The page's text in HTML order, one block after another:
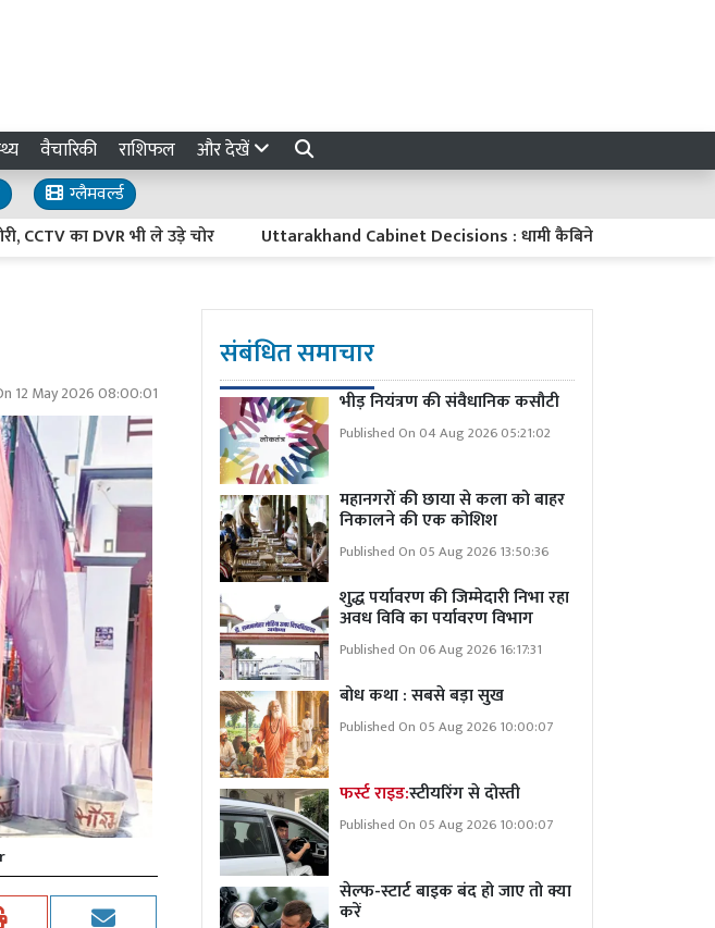
वैचारिकी राशिफल और देखें
ग्लैमवर्ल्ड
का DVR भी ले उड़े चोर Uttarakhand Cabinet Decisions : धामी कैबिनेट के बड़े फैसले, हाईकोर्ट
12 May 2026 08:00:01
संबंधित समाचार
भीड़ नियंत्रण की संवैधानिक कसौटी
Published On 04 Aug 2026 05:21:02
महानगरों की छाया से कला को बाहर
निकालने की एक कोशिश
Published On 05 Aug 2026 13:50:36
शुद्ध पर्यावरण की जिम्मेदारी निभा रहा
अवध विवि का पर्यावरण विभाग
Published On 06 Aug 2026 16:17:31
बोध कथा : सबसे बड़ा सुख
Published On 05 Aug 2026 10:00:07
फर्स्ट राइड:स्टीयरिंग से दोस्ती
Published On 05 Aug 2026 10:00:07
सेल्फ-स्टार्ट बाइक बंद हो जाए तो क्या
करें